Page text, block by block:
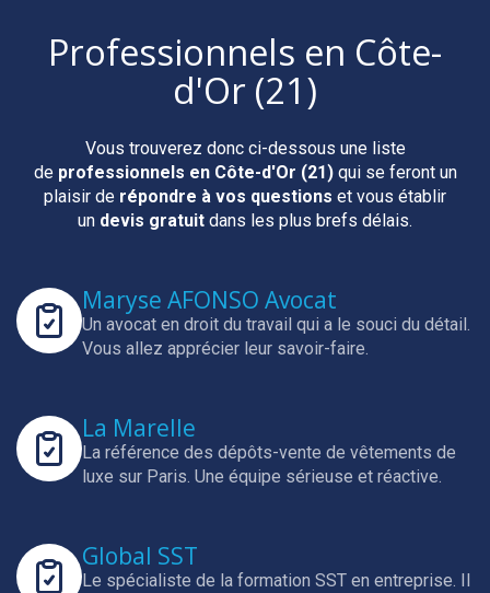
Professionnels en Côte-
d'Or (21)
Vous trouverez donc ci-dessous une liste
de professionnels en Côte-d'Or (21)qui se feront un
plaisir de répondre à vos questions et vous établir
un devis gratuit dans les plus brefs délais.
Maryse AFONSO Avocat
Un avocat en droit du travail qui a le souci du détail.
Vous allez apprécier leur savoir-faire.
La Marelle
La référence des dépôts-vente de vêtements de
luxe sur Paris. Une équipe sérieuse et réactive.
Global SST
Le spécialiste de la formation SST en entreprise. Il